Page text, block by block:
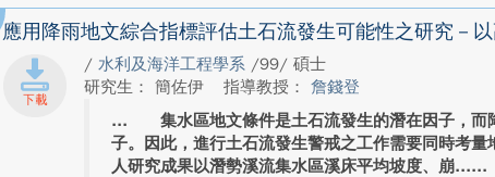
應用降雨地文綜合指標評估土石流發生可能性之研究－
/ 水利及海洋工程學系 /99/ 碩士
研究生： 簡佐伊
指導教授： 詹錢登
集水區地文條件是土石流發生的潛在因子，而
子。因此，進行土石流發生警戒之工作需要同時考
人研究成果以潛勢溪流集水區溪床平均坡度、崩...